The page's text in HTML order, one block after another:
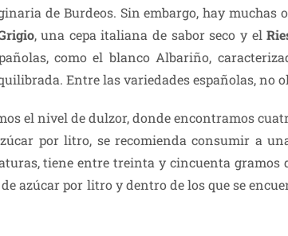
de Burdeos. Sin embargo, hay muchas
, una cepa italiana de sabor seco y el
como el blanco Albariño,
Entre las variedades españolas, no
el nivel de dulzor, donde encontramos
por litro, se recomienda consumir a
tiene entre treinta y cincuenta gramos
azúcar por litro y dentro de los que se